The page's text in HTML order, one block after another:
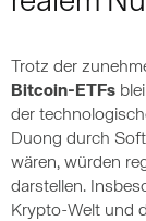
Trotz der
Bitcoin-ETFs
der
Duong durch
wären, würden
darstellen.
Krypto-Welt und